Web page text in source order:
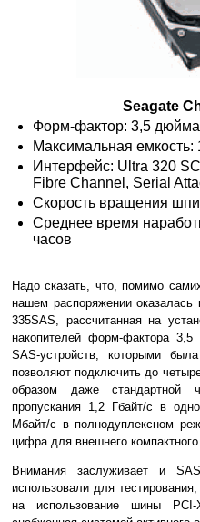
Seagate
Форм-фактор: 3,5 дюйма
Максимальная емкость:
Интерфейс: Ultra 320
Fibre Channel, Serial
Скорость вращения
Среднее время
часов
Надо сказать, что, помимо
нашем распоряжении оказалась
335SAS, рассчитанная на
накопителей форм-фактора
SAS-устройств, которыми
позволяют подключить до
образом даже стандартной
пропускания 1,2 Гбайт/с в
Мбайт/с в полнодуплексном
цифра для внешнего
Внимания заслуживает и
использовали для
на использование шины